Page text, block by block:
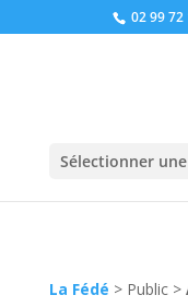
02 99 72
Sélectionner
La Fédé > Public>